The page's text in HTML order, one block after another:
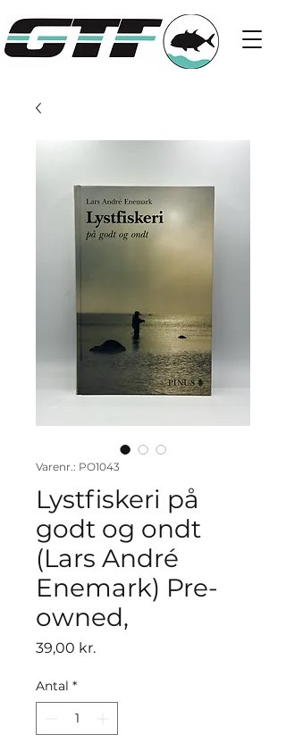
Varenr.: PO1043
Lystfiskeri på
godt og ondt
(Lars André
Enemark) Pre-
owned,
39,00 kr.Pris
Antal *